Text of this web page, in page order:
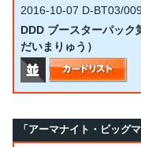
2016-10-07 D-BT03/
DDD ブースターパッ
だいまりゅう）
「アーマナイト・ビッグ